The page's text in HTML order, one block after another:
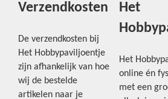
Verzendkosten
De verzendkosten bij
Het Hobbypaviljoentje
zijn afhankelijk van hoe
wij de bestelde
artikelen naar je
Het
Het
online én
met een